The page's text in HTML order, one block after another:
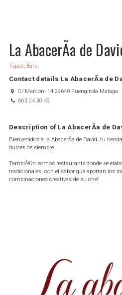
La AbacerÃ­a de
Tapas, Bars,
Contact details La AbacerÃ­a de
C/ Marconi 14 29640 Fuengirola Malaga
663 04 30 49
Description of La AbacerÃ­a de
Bienvenidos a la AbacerÃ­a de David, tu
dulces de siempre.
TambiÃ©n somos restaurante donde se
tradicionales, con el sabor que aportan los
combinaciones creativas de su chef.